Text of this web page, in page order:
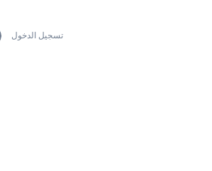
تسجيل الدخول